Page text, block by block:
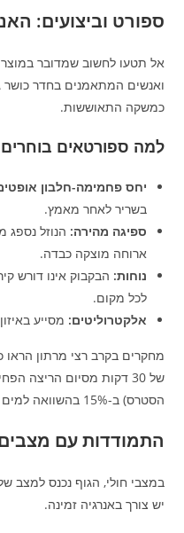
ספורט וביצועים:
אל תטעו לחשוב שמדובר
ואנשים המתאמנים בחדר כושר
כמשקה התאוששות.
למה ספורטאים בוחרים
יחס פחמימה-חלבון
בשריר לאחר מאמץ.
ספיגה מהירה: הנוזל
ארוחה מוצקה כבדה.
נוחות: הבקבוק אינו דורש
לכל מקום.
אלקטרוליטים: מסייע
מחקרים בקרב רצי מרתון הראו
של 30 דקות מסיום הריצה
הסטרס) ב-15% בהשוואה למים בלבד.
התמודדות עם מצבים
במצבי חולי, הגוף נכנס למצב
יש צורך באנרגיה זמינה.